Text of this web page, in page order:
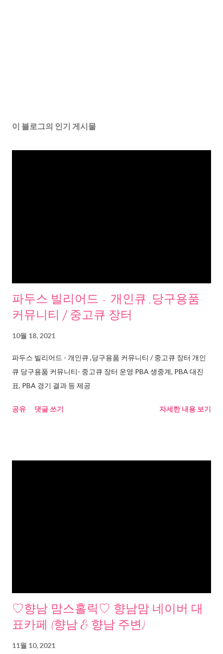
이 블로그의 인기 게시물
파두스 빌리어드 - 개인큐 ,당구용품
커뮤니티 / 중고큐 장터
10월 18, 2021
파두스 빌리어드 - 개인큐 ,당구용품 커뮤니티 / 중고큐 장터 개인
큐 당구용품 커뮤니티- 중고큐 장터 운영 PBA 생중계, PBA 대진
표, PBA 경기 결과 등 제공
공유 댓글 쓰기 자세한 내용 보기
♡향남 맘스홀릭♡ 향남맘 네이버 대
표카페 (향남 & 향남 주변)
11월 10, 2021